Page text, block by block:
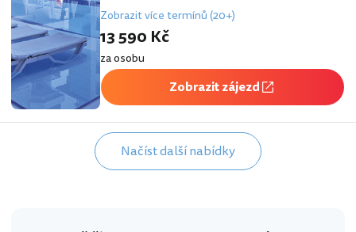
Zobrazit více termínů (20+)
13 590 Kč
za osobu
Zobrazit zájezd
Načíst další nabídky